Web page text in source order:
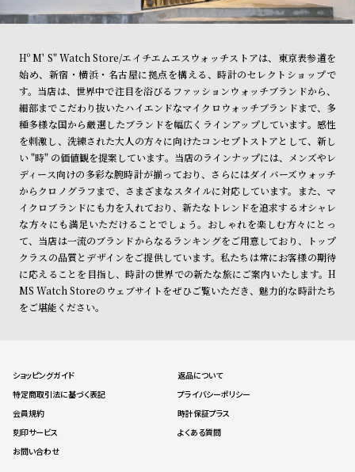
Hº M' S" Watch Store/エイチエムエスウォッチストアは、東京表参道を
始め、新宿・横浜・名古屋に拠点を構える、時計のセレクトショップで
す。当店は、世界中で注目を浴びるファッションウォッチブランドから、
細部までこだわり抜いたハイエンドなマイクロウォッチブランドまで、多
種多様な国から厳選したブランドを幅広くラインアップしています。感性
を刺激し、洗練された大人の方々に向けたコンセプトストアとして、新し
い "時" の価値観を提案しています。当店のラインナップには、メンズやレ
ディース向けの多彩な腕時計が揃っており、さらにはダイバーズウォッチ
からクロノグラフまで、さまざまなスタイルに対応しています。また、マ
イクロブランドにも力を入れており、新たなトレンドを追求するオシャレ
な方々にも満足いただけることでしょう。おしゃれを楽しむ方々にとっ
て、当店は一流のブランドからなるランキングをご用意しており、トップ
クラスの品質とデザインをご提供しています。私たちは常にお客様の期待
に応えることを目指し、時計の世界での新たな旅にご案内いたします。H
MS Watch Storeのウェブサイトをぜひご覧いただき、魅力的な時計たち
をご堪能ください。
ショッピングガイド
返品について
特定商取引法に基づく表記
プライバシーポリシー
会員規約
時計保証プラス
刻印サービス
よくある質問
お問い合わせ